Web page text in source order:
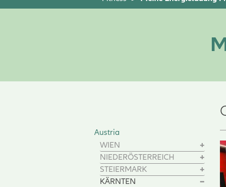
Austria
WIEN
NIEDERÖSTERREICH
STEIERMARK
KÄRNTEN